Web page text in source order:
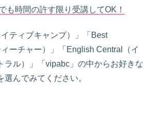
も時間の許す限り受講してOK！
イティブキャンプ）」「Best
ーチャー）」「English Central（イ
ラル）」「vipabc」の中からお好きな
んでみてください。